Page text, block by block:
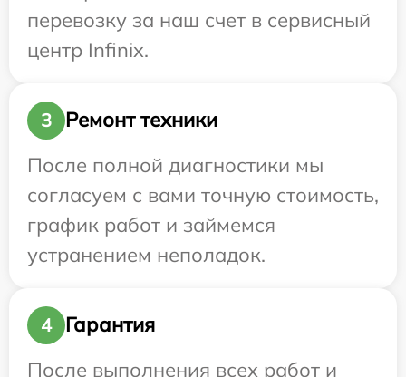
перевозку за наш счет в сервисный
центр Infinix.
3
Ремонт техники
После полной диагностики мы
согласуем с вами точную стоимость,
график работ и займемся
устранением неполадок.
4
Гарантия
После выполнения всех работ и